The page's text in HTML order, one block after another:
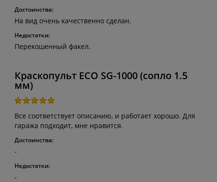
Достоинства:
На вид очень качественно сделан.
Недостатки:
Перекошенный факел.
Краскопульт ECO SG-1000 (сопло 1.5
мм)
Все соответствует описанию, и работает хорошо. Для
гаража подходит, мне нравится.
Достоинства:
-
Недостатки:
-